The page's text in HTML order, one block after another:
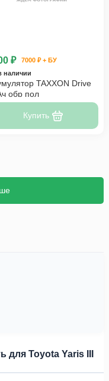
₽
7000 ₽ + БУ
наличии
TAXXON Drive
обр пол
Купить
для Toyota Yaris III